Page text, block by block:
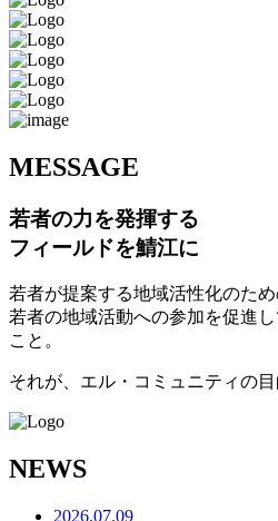
MESSAGE
若者の力を発揮する
フィールドを鯖江に
若者が提案する地域活性化のため
若者の地域活動への参加を促進
こと。
それが、エル・コミュニティの目
NEWS
2026.07.09